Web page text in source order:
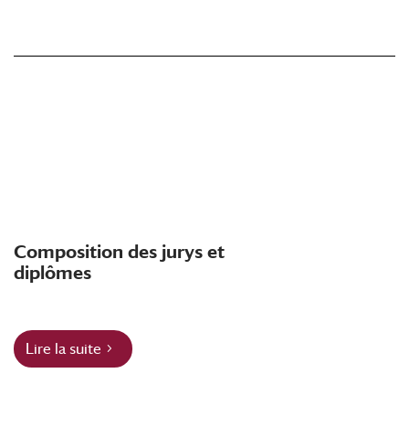
Composition des jurys et
diplômes
Lire la suite